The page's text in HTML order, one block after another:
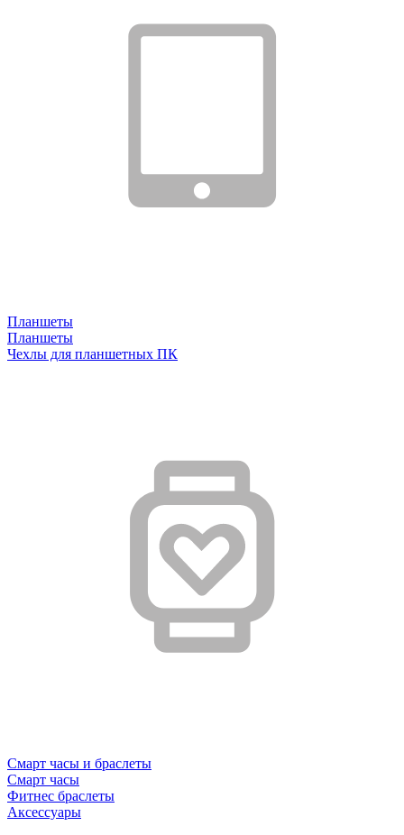
Планшеты
Планшеты
Чехлы для планшетных ПК
Смарт часы и браслеты
Смарт часы
Фитнес браслеты
Аксессуары